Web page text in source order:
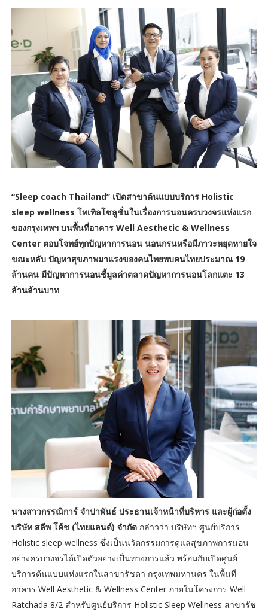
“Sleep coach Thailand” เปิดสาขาต้นแบบบริการ Holistic
sleep wellness โทเทิลโซลูชั่นในเรื่องการนอนครบวงจรแห่งแรก
ของกรุงเทพฯ บนพื้นที่อาคาร Well Aesthetic & Wellness
Center ตอบโจทย์ทุกปัญหาการนอน นอนกรนหรือมีภาวะหยุดหายใจ
ขณะหลับ ปัญหาสุขภาพมาแรงของคนไทยพบคนไทยประมาณ 19
ล้านคน มีปัญหาการนอนชี้มูลค่าตลาดปัญหาการนอนโลกแตะ 13
ล้านล้านบาท
นางสาวกรรณิการ์ จำปาพันธ์ ประธานเจ้าหน้าที่บริหาร และผู้ก่อตั้ง
บริษัท สลีพ โค้ช (ไทยแลนด์) จำกัด กล่าวว่า บริษัทฯ ศูนย์บริการ
Holistic sleep wellness ซึ่งเป็นนวัตกรรมการดูแลสุขภาพการนอน
อย่างครบวงจรได้เปิดตัวอย่างเป็นทางการแล้ว พร้อมกับเปิดศูนย์
บริการต้นแบบแห่งแรกในสาขารัชดา กรุงเทพมหานคร ในพื้นที่
อาคาร Well Aesthetic & Wellness Center ภายในโครงการ Well
Ratchada 8/2 สำหรับศูนย์บริการ Holistic Sleep Wellness สาขารัช